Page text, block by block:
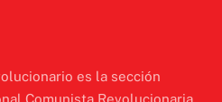
es la sección
Comunista Revolucionaria.